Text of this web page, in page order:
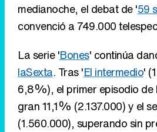
medianoche, el debat de '59
convenció a 749.000
La serie 'Bones' continúa
laSexta. Tras 'El intermedio'
6,8%), el primer episodio de
gran 11,1% (2.137.000) y el
(1.560.000), superando sin